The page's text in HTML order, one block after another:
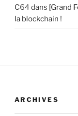
C64 dans [Grand
la blockchain !
ARCHIVES